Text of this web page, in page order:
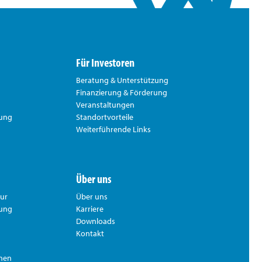
Für Investoren
Beratung & Unterstützung
Finanzierung & Förderung
Veranstaltungen
Standortvorteile
Weiterführende Links
Über uns
Über uns
Karriere
Downloads
Kontakt